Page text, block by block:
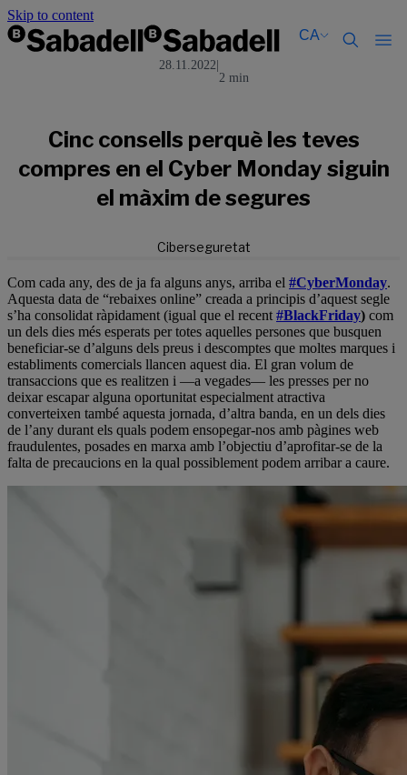
Skip to content
CA
Català
Español
Català
Español
28.11.2022
2 min
Cinc consells perquè les teves
compres en el Cyber Monday siguin
el màxim de segures
Ciberseguretat
Com cada any, des de ja fa alguns anys, arriba el #CyberMonday.
Aquesta data de “rebaixes online” creada a principis d’aquest segle
s’ha consolidat ràpidament (igual que el recent #BlackFriday) com
un dels dies més esperats per totes aquelles persones que busquen
beneficiar-se d’alguns dels preus i descomptes que moltes marques i
establiments comercials llancen aquest dia. El gran volum de
transaccions que es realitzen i —a vegades— les presses per no
deixar escapar alguna oportunitat especialment atractiva
converteixen també aquesta jornada, d’altra banda, en un dels dies
de l’any durant els quals podem ensopegar-nos amb pàgines web
fraudulentes, posades en marxa amb l’objectiu d’aprofitar-se de la
falta de precaucions en la qual possiblement podem arribar a caure.